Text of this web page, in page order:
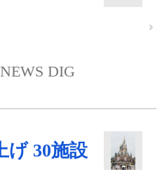
DIG
げ 30施設